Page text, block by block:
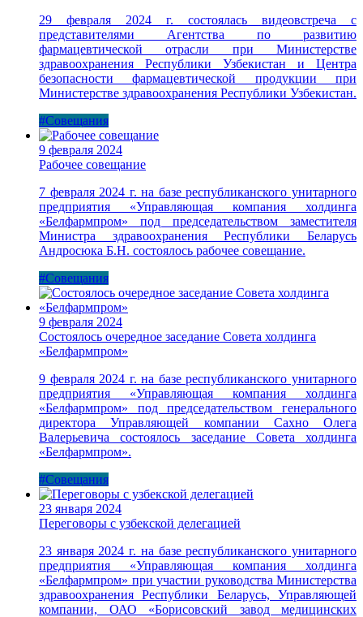
29 февраля 2024 г. состоялась видеовстреча с
представителями Агентства по развитию
фармацевтической отрасли при Министерстве
здравоохранения Республики Узбекистан и Центра
безопасности фармацевтической продукции при
Министерстве здравоохранения Республики Узбекистан.
#Совещания
9 февраля 2024
Рабочее совещание
7 февраля 2024 г. на базе республиканского унитарного
предприятия «Управляющая компания холдинга
«Белфармпром» под председательством заместителя
Министра здравоохранения Республики Беларусь
Андросюка Б.Н. состоялось рабочее совещание.
#Совещания
9 февраля 2024
Состоялось очередное заседание Совета холдинга
«Белфармпром»
9 февраля 2024 г. на базе республиканского унитарного
предприятия «Управляющая компания холдинга
«Белфармпром» под председательством генерального
директора Управляющей компании Сахно Олега
Валерьевича состоялось заседание Совета холдинга
«Белфармпром».
#Совещания
23 января 2024
Переговоры с узбекской делегацией
23 января 2024 г. на базе республиканского унитарного
предприятия «Управляющая компания холдинга
«Белфармпром» при участии руководства Министерства
здравоохранения Республики Беларусь, Управляющей
компании, ОАО «Борисовский завод медицинских